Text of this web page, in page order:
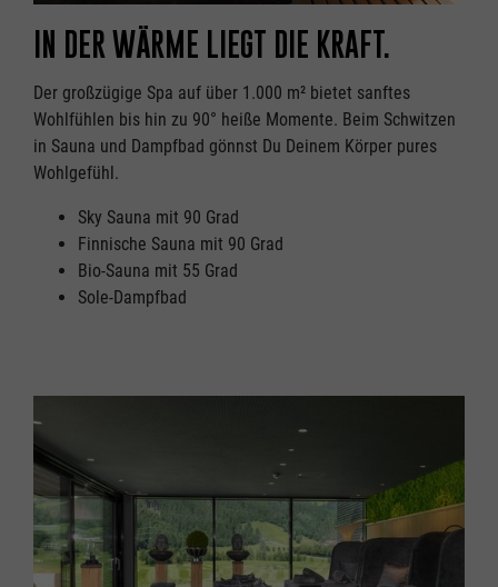
IN DER WÄRME LIEGT DIE KRAFT.
Der großzügige Spa auf über 1.000 m² bietet sanftes
Wohlfühlen bis hin zu 90° heiße Momente. Beim Schwitzen
in Sauna und Dampfbad gönnst Du Deinem Körper pures
Wohlgefühl.
Sky Sauna mit 90 Grad
Finnische Sauna mit 90 Grad
Bio-Sauna mit 55 Grad
Sole-Dampfbad